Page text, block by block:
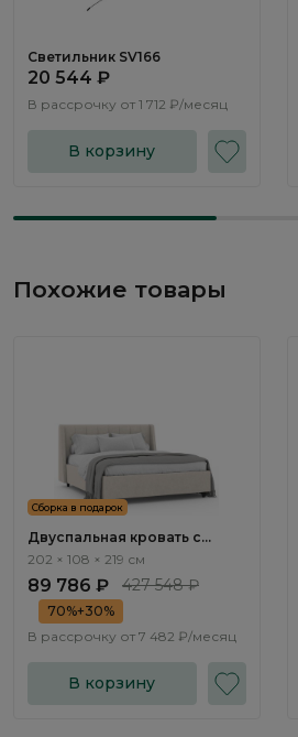
Светильник SV166
20 544 ₽
В рассрочку от 1 712 ₽/месяц
В корзину
Похожие товары
Сборка в подарок
Двуспальная кровать с
подъемным механизмом
202 × 108 × 219 см
89 786 ₽ 427 548 ₽
70%+30%
В рассрочку от 7 482 ₽/месяц
В корзину